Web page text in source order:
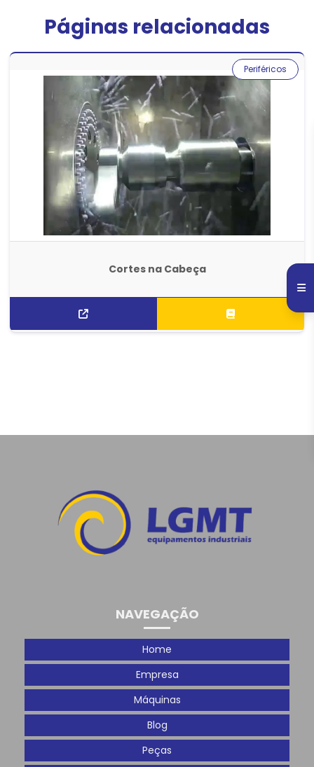
Páginas relacionadas
Cortes na Cabeça
Periféricos
NAVEGAÇÃO
Home
Empresa
Máquinas
Blog
Peças